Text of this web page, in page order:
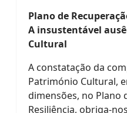
Plano de
A insustentável
Cultural
A constatação da
Património Cultural,
dimensões, no Plano
Resiliência, obriga-